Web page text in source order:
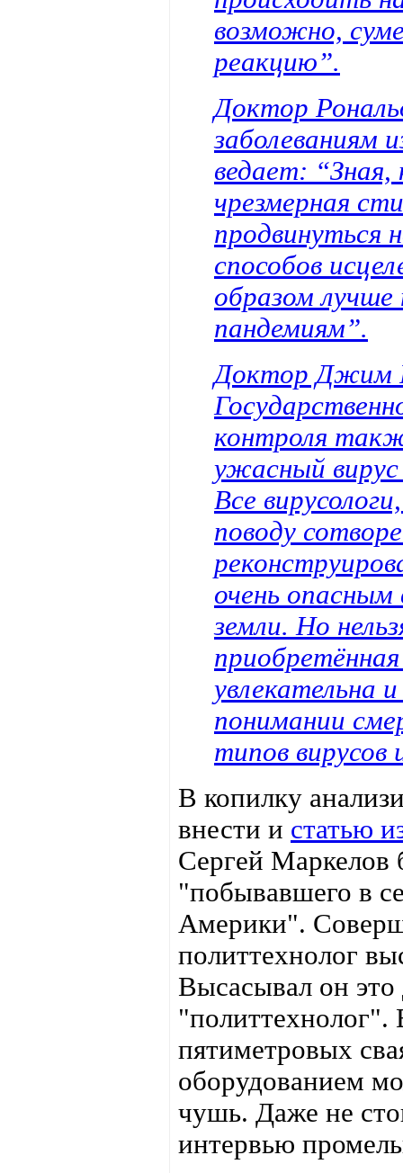
возможно,
реакцию”.
Доктор
заболеваниям
ведает:
чрезмерная
продвинуться
способов
образом
пандемиям”.
Доктор Джим
контроля
ужасный
Все
поводу
очень опасным
земли. Но
увлекательна
понимании
типов
В копилку
внести и статью
Сергей Маркелов
"побывавшего в
Америки".
политтехнолог
Высасывал он это
"политтехнолог".
пятиметровых
оборудованием
чушь. Даже не
интервью